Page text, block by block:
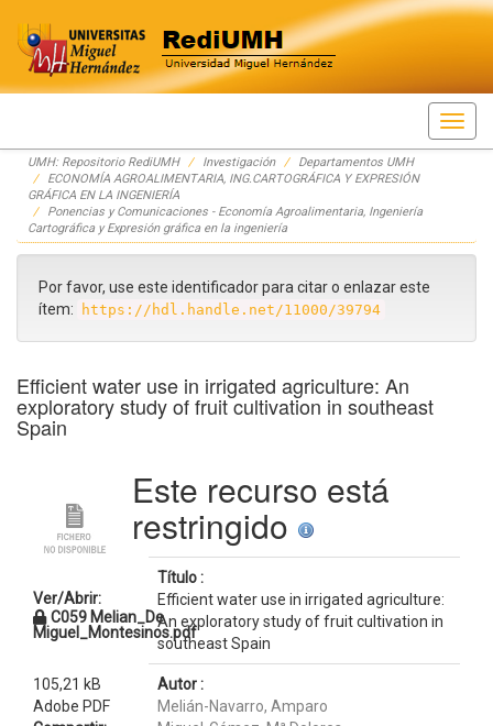
Skip
navigation
UMH: Repositorio RediUMH Investigación
Departamentos UMH
ECONOMÍA AGROALIMENTARIA, ING.CARTOGRÁFICA Y EXPRESIÓN
GRÁFICA EN LA INGENIERÍA
Ponencias y Comunicaciones - Economía Agroalimentaria, Ingeniería
Cartográfica y Expresión gráfica en la ingeniería
Por favor, use este identificador para citar o enlazar este
ítem:
https://hdl.handle.net/11000/39794
Efficient water use in irrigated agriculture: An
exploratory study of fruit cultivation in southeast
Spain
Ver/Abrir:
C059 Melian_De
Miguel_Montesinos.pdf
105,21 kB
Adobe PDF
Este recurso está
restringido
Título :
Efficient water use in irrigated agriculture:
An exploratory study of fruit cultivation in
southeast Spain
Autor :
Melián-Navarro, Amparo